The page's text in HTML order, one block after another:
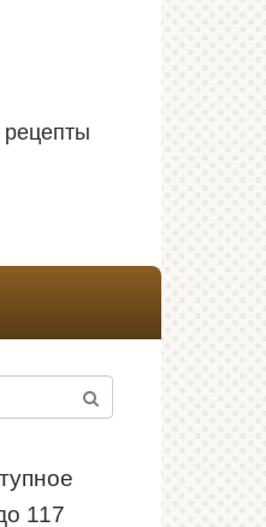
рецепты
117